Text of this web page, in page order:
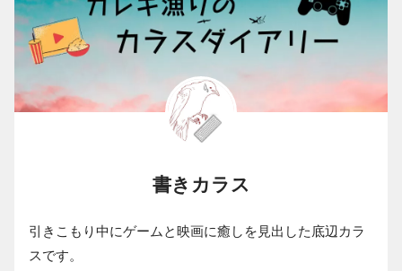
書きカラス
引きこもり中にゲームと映画に癒しを見出した底辺カラ
スです。